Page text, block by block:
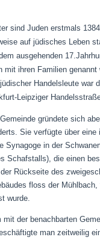
sind Juden erstmals
auf jüdisches Leben
ausgehenden
mit ihren Familien genannt
Handelsleute war
Leipziger
gründete sich
Sie verfügte über eine
Synagoge in der
Schafstalls), die einen
Rückseite des
floss der
wurde.
mit der benachbarten
man zeitweilig